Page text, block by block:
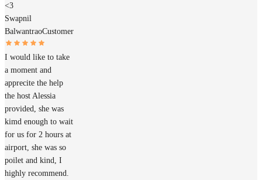
<3
Swapnil
BalwantraoCustomer
I would like to take
a moment and
apprecite the help
the host Alessia
provided, she was
kimd enough to wait
for us for 2 hours at
airport, she was so
poilet and kind, I
highly recommend.